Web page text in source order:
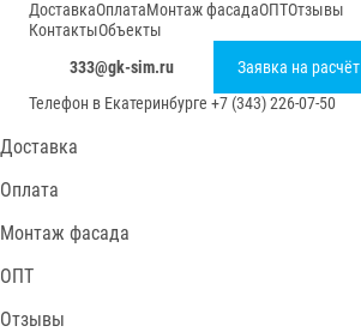
ДоставкаОплатаМонтаж фасадаОПТОтзывы
КонтактыОбъекты
333@gk-sim.ru
Заявка на расчёт
Телефон в Екатеринбурге +7 (343) 226-07-50
Доставка
Оплата
Монтаж фасада
ОПТ
Отзывы